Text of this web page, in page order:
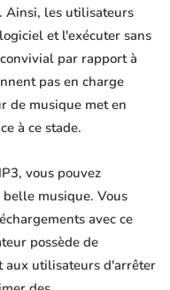
les utilisateurs
et l'exécuter sans
par rapport à
pas en charge
de musique met en
à ce stade.
vous pouvez
musique. Vous
avec ce
possède de
aux utilisateurs d'arrêter